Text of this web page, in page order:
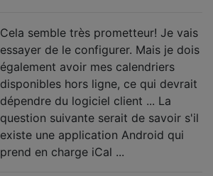
Cela semble très prometteur! Je vais
essayer de le configurer. Mais je dois
également avoir mes calendriers
disponibles hors ligne, ce qui devrait
dépendre du logiciel client ... La
question suivante serait de savoir s'il
existe une application Android qui
prend en charge iCal ...